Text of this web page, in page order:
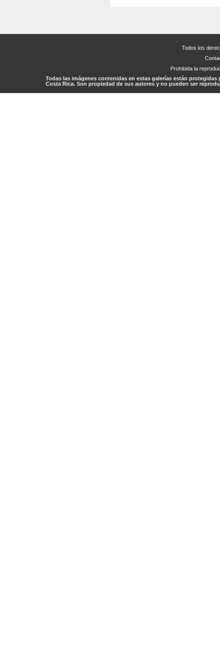
Todos los
Prohibida la
Todas las imágenes contenidas en estas galerías están
Costa Rica. Son propiedad de sus autores y no pueden ser